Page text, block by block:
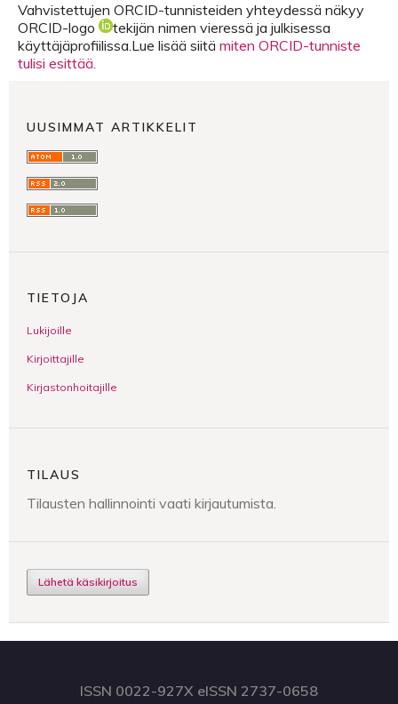
Vahvistettujen ORCID-tunnisteiden yhteydessä näkyy
ORCID-logo
tekijän nimen vieressä ja julkisessa
käyttäjäprofiilissa.Lue lisää siitä miten ORCID-tunniste
tulisi esittää.
UUSIMMAT ARTIKKELIT
TIETOJA
Lukijoille
Kirjoittajille
Kirjastonhoitajille
TILAUS
Tilausten hallinnointi vaati kirjautumista.
Lähetä käsikirjoitus
ISSN 0022-927X eISSN 2737-0658